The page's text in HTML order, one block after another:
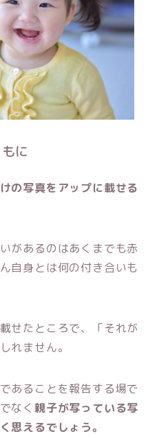
に
の写真をアップに載せる
があるのはあくまでも赤
自身とは何の付き合いも
せたところで、「それが
れません。
あることを報告する場で
なく 親子が写っている写
思えるでしょう。